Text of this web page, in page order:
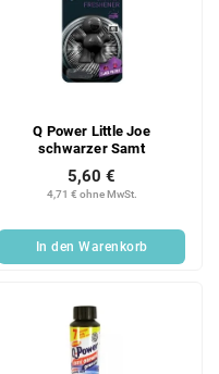
Q Power Little Joe
schwarzer Samt
4,71 € ohne MwSt.
5,60 €
In den Warenkorb